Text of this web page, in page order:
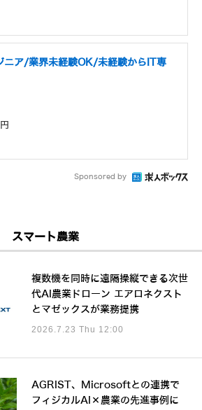
ニア/業界未経験OK/未経験からIT専
Sponsored by
スマート農業
複数機を同時に遠隔操縦できる次世
代AI農業ドローン エアロネクスト
とマゼックスが業務提携
2026.7.23 Thu 12:00
AGRIST、Microsoftとの連携で
フィジカルAI×農業の先進事例に